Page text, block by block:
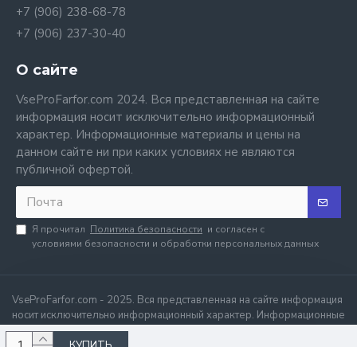
+7 (906) 238-68-78
+7 (906) 237-30-40
О сайте
VseProFarfor.com 2024. Вся представленная на сайте
информация носит исключительно информационный
характер. Информационные материалы и цены на
данном сайте ни при каких условиях не являются
публичной офертой.
Я прочитал Политика безопасности и согласен с
условиями безопасности и обработки персональных данных
VseProFarfor.com - 2025. Вся представленная на сайте информация
носит исключительно информационный характер. Информационные
материалы и цены на данном сайте ни при каких условиях не